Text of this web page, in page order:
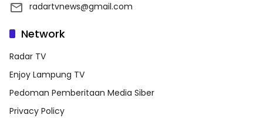
radartvnews@gmail.com
Network
Radar TV
Enjoy Lampung TV
Pedoman Pemberitaan Media Siber
Privacy Policy